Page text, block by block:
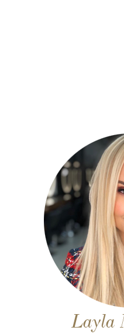
Layla